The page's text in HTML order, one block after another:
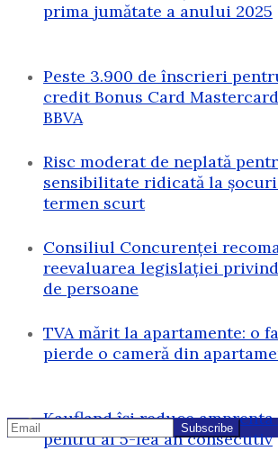
prima jumătate a anului 2025
Peste 3.900 de înscrieri
credit Bonus Card
BBVA
Risc moderat de neplată
sensibilitate ridicată la
termen scurt
Consiliul Concurenței
reevaluarea legislației
de persoane
TVA mărit la apartamente: o
pierde o cameră din
Kaufland își reduce amprenta
pentru al 5-lea an consecutiv